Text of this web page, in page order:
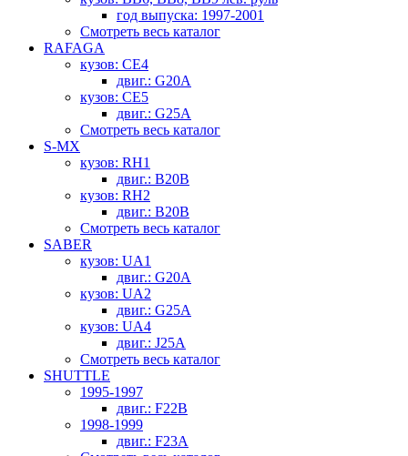
год выпуска: 1997-2001
Смотреть весь каталог
RAFAGA
кузов: CE4
двиг.: G20A
кузов: CE5
двиг.: G25A
Смотреть весь каталог
S-MX
кузов: RH1
двиг.: B20B
кузов: RH2
двиг.: B20B
Смотреть весь каталог
SABER
кузов: UA1
двиг.: G20A
кузов: UA2
двиг.: G25A
кузов: UA4
двиг.: J25A
Смотреть весь каталог
SHUTTLE
1995-1997
двиг.: F22B
1998-1999
двиг.: F23A